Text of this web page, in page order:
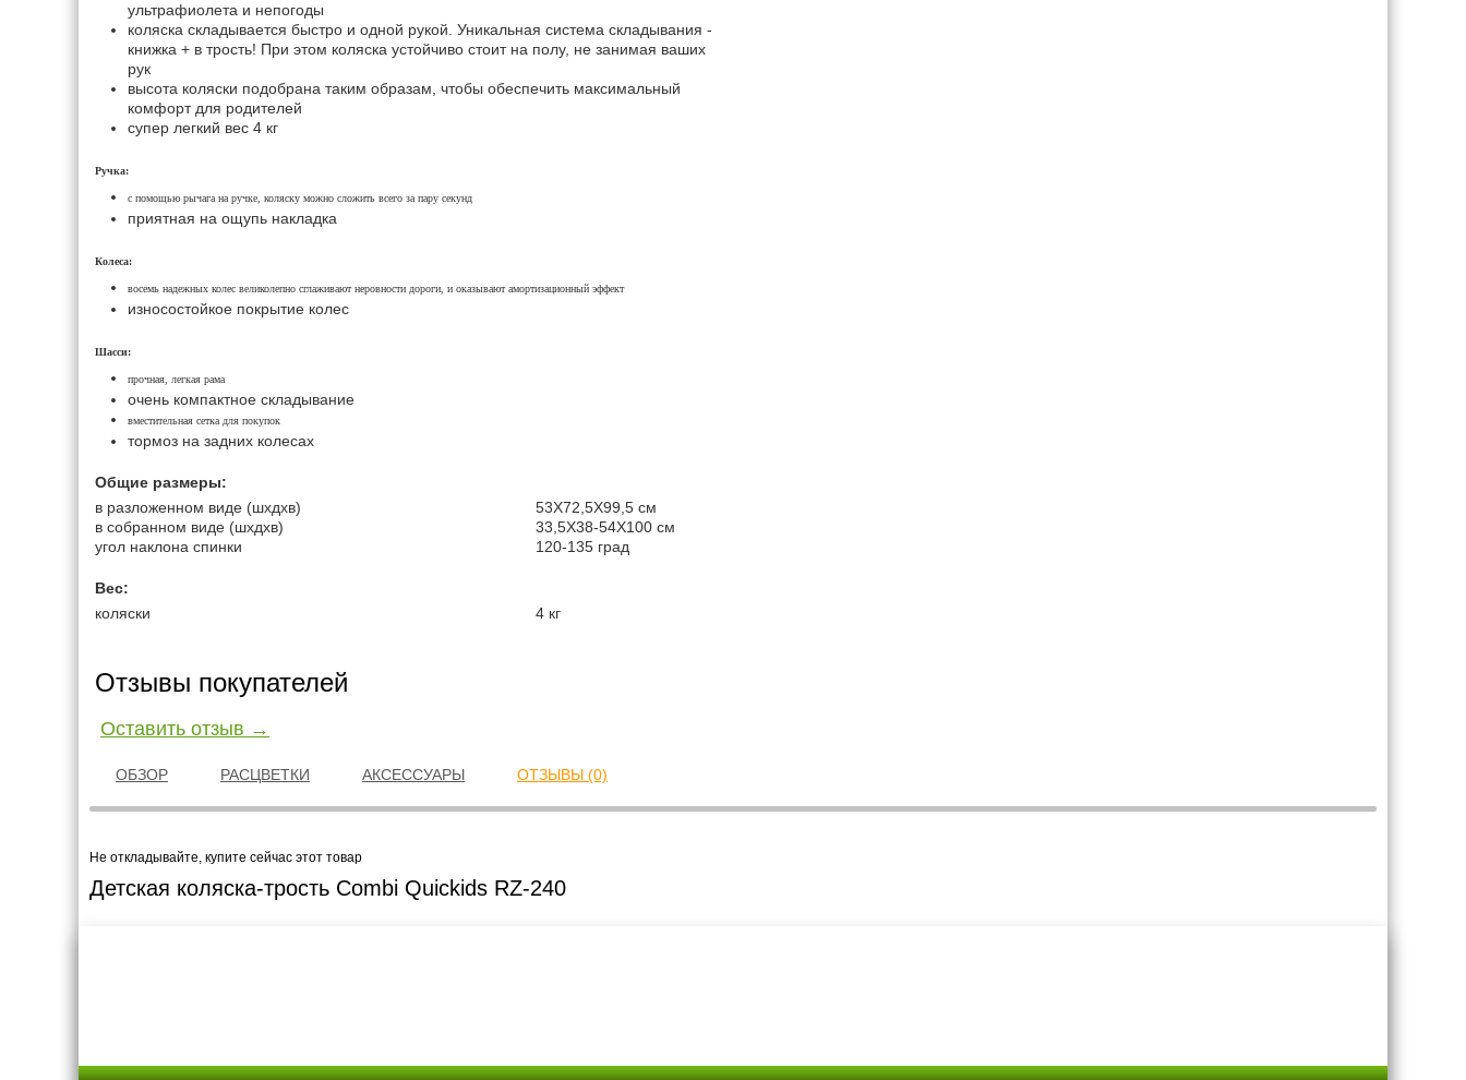
ультрафиолета и непогоды
коляска складывается быстро и одной рукой. Уникальная система складывания -
книжка + в трость! При этом коляска устойчиво стоит на полу, не занимая ваших
рук
высота коляски подобрана таким образам, чтобы обеспечить максимальный
комфорт для родителей
супер легкий вес 4 кг
Ручка:
с помощью рычага на ручке, коляску можно сложить всего за пару секунд
приятная на ощупь накладка
Колеса:
восемь надежных колес великолепно сглаживают неровности дороги, и оказывают амортизационный эффект
износостойкое покрытие колес
Шасси:
прочная, легкая рама
очень компактное складывание
вместительная сетка для покупок
тормоз на задних колесах
Общие размеры:
в разложенном виде (шxдхв)
53X72,5X99,5 см
в собранном виде (шхдxв)
33,5X38-54X100 см
угол наклона спинки
120-135 град
Вес:
коляски
4 кг
Отзывы покупателей
Оставить отзыв →
ОБЗОР РАСЦВЕТКИ АКСЕССУАРЫ ОТЗЫВЫ (0)
Не откладывайте, купите сейчас этот товар
Детская коляска-трость Combi Quickids RZ-240